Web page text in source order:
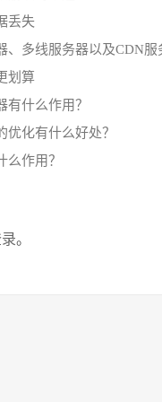
丢失
、多线服务器以及CDN服
划算
什么作用？
化有什么好处？
作用？
。